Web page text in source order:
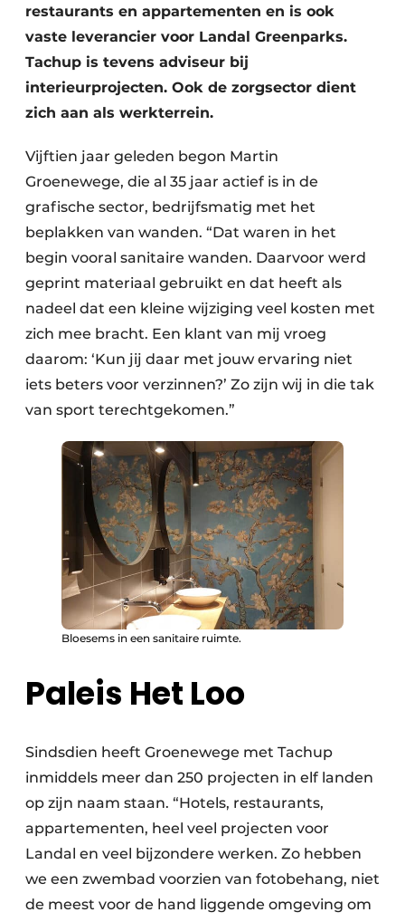
restaurants en appartementen en is ook
vaste leverancier voor Landal Greenparks.
Tachup is tevens adviseur bij
interieurprojecten. Ook de zorgsector dient
zich aan als werkterrein.
Vijftien jaar geleden begon Martin
Groenewege, die al 35 jaar actief is in de
grafische sector, bedrijfsmatig met het
beplakken van wanden. “Dat waren in het
begin vooral sanitaire wanden. Daarvoor werd
geprint materiaal gebruikt en dat heeft als
nadeel dat een kleine wijziging veel kosten met
zich mee bracht. Een klant van mij vroeg
daarom: ‘Kun jij daar met jouw ervaring niet
iets beters voor verzinnen?’ Zo zijn wij in die tak
van sport terechtgekomen.”
Bloesems in een sanitaire ruimte.
Paleis Het Loo
Sindsdien heeft Groenewege met Tachup
inmiddels meer dan 250 projecten in elf landen
op zijn naam staan. “Hotels, restaurants,
appartementen, heel veel projecten voor
Landal en veel bijzondere werken. Zo hebben
we een zwembad voorzien van fotobehang, niet
de meest voor de hand liggende omgeving om